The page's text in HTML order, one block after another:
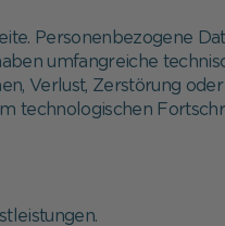
Personenbezogene
umfangreiche
Verlust, Zerstörung
technologischen